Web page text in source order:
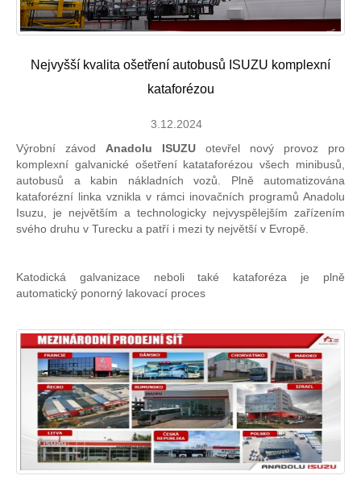
Nejvyšší kvalita ošetření autobusů ISUZU komplexní
kataforézou
3.12.2024
Výrobní závod Anadolu ISUZU otevřel nový provoz pro
komplexní galvanické ošetření katataforézou všech minibusů,
autobusů a kabin nákladních vozů. Plně automatizována
kataforézní linka vznikla v rámci inovačních programů Anadolu
Isuzu, je největším a technologicky nejvyspělejším zařízením
svého druhu v Turecku a patří i mezi ty největší v Evropě.
Katodická galvanizace neboli také kataforéza je plně
automatický ponorný lakovací proces